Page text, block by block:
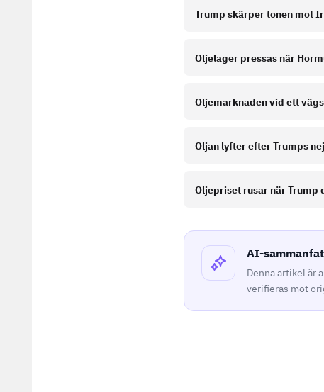
Trump skärper tonen mot
Oljelager pressas när
Oljemarknaden vid ett
Oljan lyfter efter Trumps
Oljepriset rusar när Trump
AI-
Denna artikel är
verifieras mot